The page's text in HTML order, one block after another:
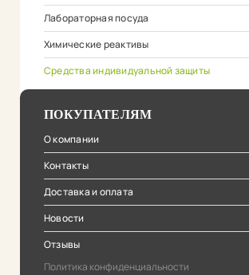
Лабораторная посуда
Химические реактивы
Средства индивидуальной защиты
ПОКУПАТЕЛЯМ
О компании
Контакты
Доставка и оплата
Новости
Отзывы
Политика конфиденциальности